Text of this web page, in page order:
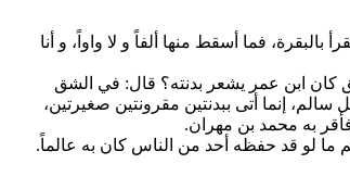
فما أسقط منها ألفاً و لا واواً، و أنا
كان ابن عمر يشعر بدنته؟ قال: في الشق
إنما أتى ببدنتين مقرونتين صغيرتين،
به محمد بن مهران.